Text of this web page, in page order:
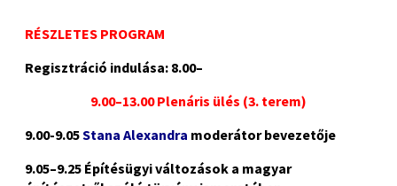
RÉSZLETES PROGRAM
Regisztráció indulása: 8.00–
9.00–13.00 Plenáris ülés (3. terem)
9.00-9.05Stana Alexandra moderátor bevezetője
9.05–9.25 Építésügyi változások a magyar